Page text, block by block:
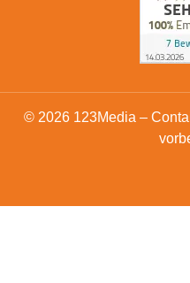
© 2026 123Media –